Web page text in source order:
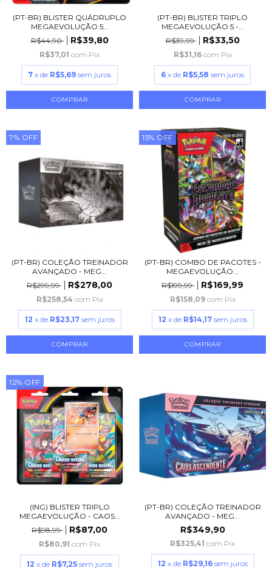
(PT-BR) BLISTER QUÁDRUPLO
MEGAEVOLUÇÃO 5...
R$44,90
R$39,80
R$37,01 com Pix
7 x de R$5,69 sem juros
(PT-BR) BLISTER TRIPLO
MEGAEVOLUÇÃO 5 -...
R$39,99
R$33,50
R$31,16 com Pix
6 x de R$5,58 sem juros
7% OFF
(PT-BR) COLEÇÃO TREINADOR
AVANÇADO - MEG...
R$299,99
R$278,00
R$258,54 com Pix
12 x de R$23,17 sem juros
15% OFF
(PT-BR) COMBO DE PACOTES -
MEGAEVOLUÇÃO...
R$199,99
R$169,99
R$158,09 com Pix
12 x de R$14,17 sem juros
12% OFF
(ING) BLISTER TRIPLO
MEGAEVOLUÇÃO - CAOS...
R$98,99
R$87,00
R$80,91 com Pix
12 x de R$7,25 sem juros
(PT-BR) COLEÇÃO TREINADOR
AVANÇADO - MEG...
R$349,90
R$325,41 com Pix
12 x de R$29,16 sem juros